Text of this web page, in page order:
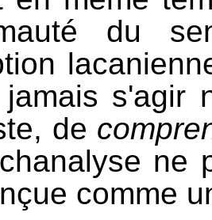
du
jamais s'agir
de
ne
comme